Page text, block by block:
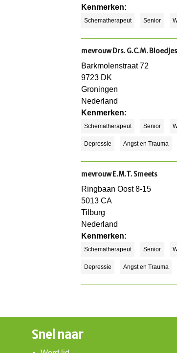
Kenmerken:
Schematherapeut Senior
mevrouw Drs. G.C.M. Bloedjes
Barkmolenstraat 72
9723 DK
Groningen
Nederland
Kenmerken:
Schematherapeut Senior
Depressie Angst en Trauma
mevrouw E.M.T. Smeets
Ringbaan Oost 8-15
5013 CA
Tilburg
Nederland
Kenmerken:
Schematherapeut Senior
Depressie Angst en Trauma
Snel naar